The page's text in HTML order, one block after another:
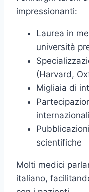
impressionanti:
Laurea in
università
(Harvard,
Migliaia di
internazionali
scientifiche
Molti medici
italiano,